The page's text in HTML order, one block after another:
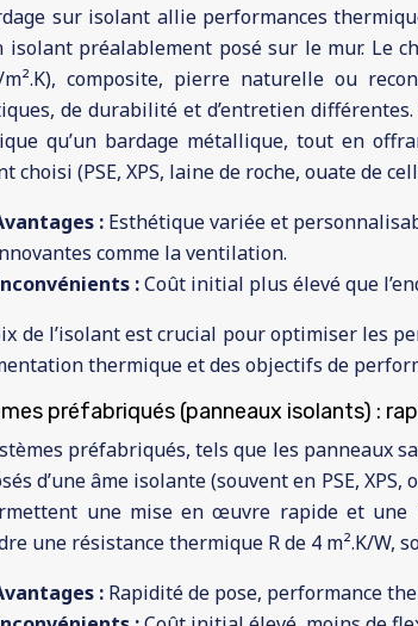
sur isolant allie performances
isolant préalablement posé sur le mur. Le
m².K), composite, pierre naturelle ou
de durabilité et d’entretien
qu’un bardage métallique, tout en
choisi (PSE, XPS, laine de roche, ouate de
: Esthétique variée et
comme la ventilation.
:Coût initial plus élevé que
de l’isolant est crucial pour optimiser les
thermique et des objectifs de
préfabriqués (panneaux isolants) :
préfabriqués, tels que les panneaux
d’une âme isolante (souvent en PSE,
une mise en œuvre rapide et une
une résistance thermique R de 4 m².K/W,
: Rapidité de pose, performance